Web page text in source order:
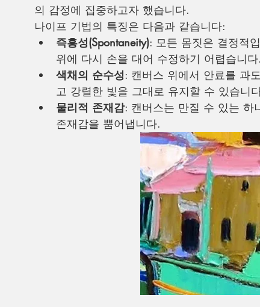
의 감정에 집중하고자 했습니다.
나이프 기법의 특징은 다음과 같습니다:
즉흥성(Spontaneity): 모든 몸짓은 결정적
위에 다시 손을 대어 수정하기 어렵습니다.
색채의 순수성: 캔버스 위에서 안료를 과
고 강렬한 빛을 그대로 유지할 수 있습니
물리적 존재감: 캔버스는 만질 수 있는 하
존재감을 뿜어냅니다.